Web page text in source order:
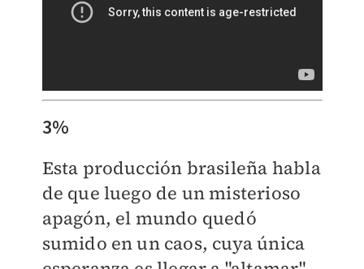
3%
Esta producción brasileña habla
de que luego de un misterioso
apagón, el mundo quedó
sumido en un caos, cuya única